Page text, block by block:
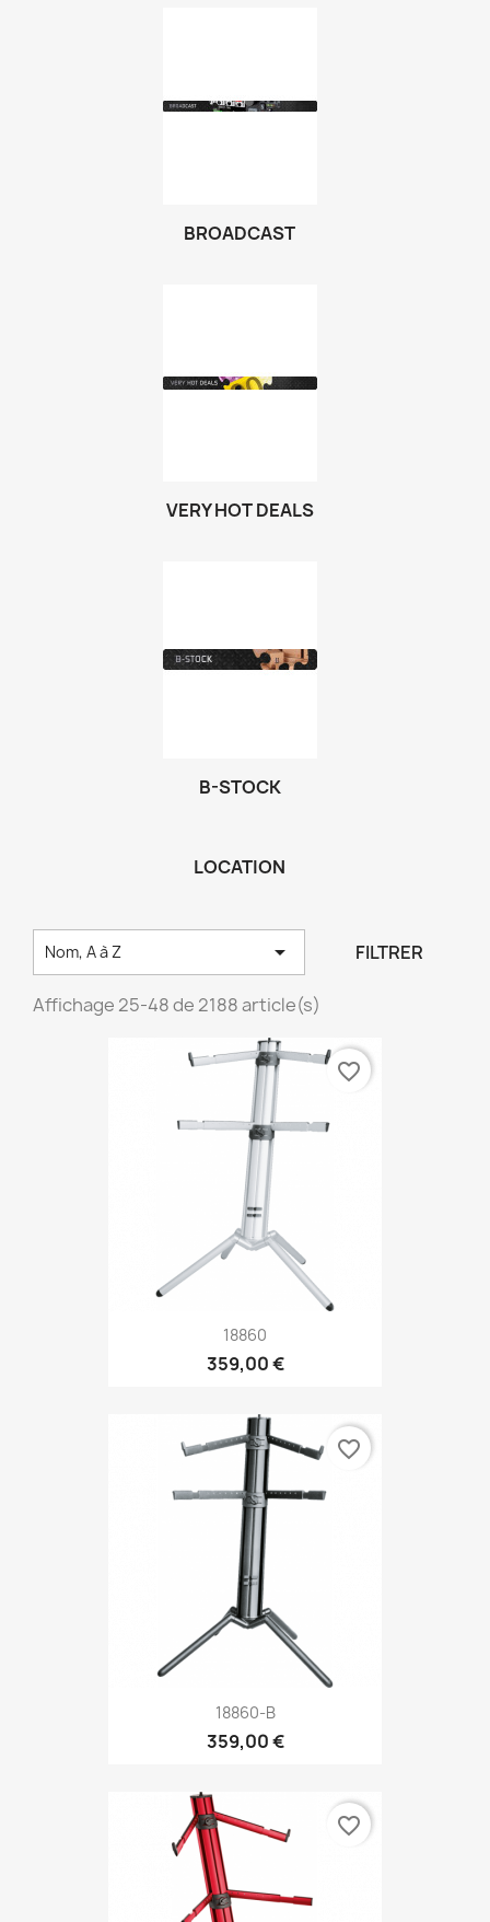
BROADCAST
VERY HOT DEALS
B-STOCK
LOCATION
Nom, A à Z  FILTRER
Affichage 25-48 de 2188 article(s)
18860
359,00 €
favorite_border
18860-B
359,00 €
favorite_border
favorite_border